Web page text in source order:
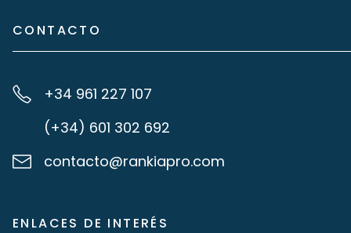
CONTACTO
+34 961 227 107
(+34) 601 302 692
contacto@rankiapro.com
ENLACES DE INTERÉS